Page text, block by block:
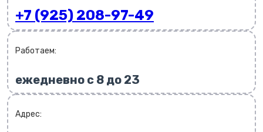
+7 (925) 208-97-49
Работаем:
ежедневно с 8 до 23
Адрес: